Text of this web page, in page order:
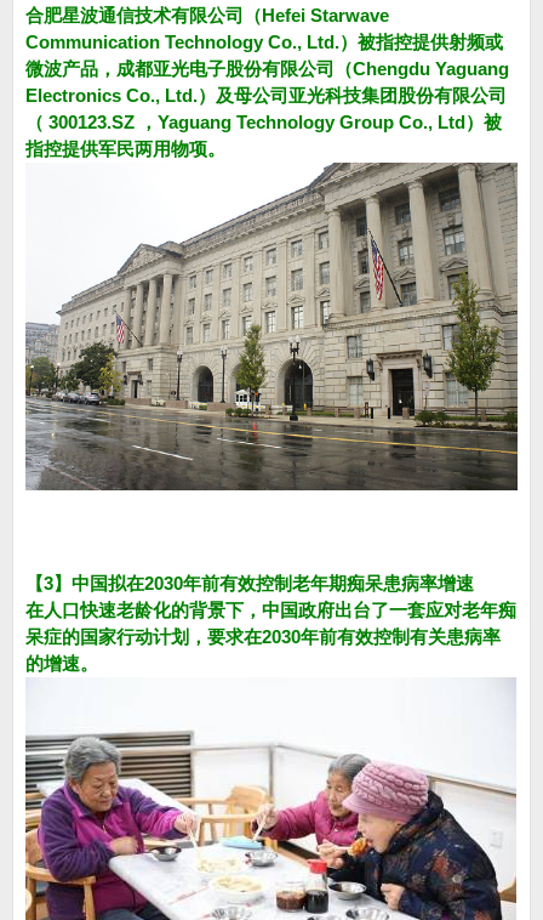
合肥星波通信技术有限公司（Hefei Starwave
Communication Technology Co., Ltd.）被指控提供射频或
微波产品，成都亚光电子股份有限公司（Chengdu Yaguang
Electronics Co., Ltd.）及母公司亚光科技集团股份有限公司
（ 300123.SZ ，Yaguang Technology Group Co., Ltd）被
指控提供军民两用物项。
【3】中国拟在2030年前有效控制老年期痴呆患病率增速
在人口快速老龄化的背景下，中国政府出台了一套应对老年痴
呆症的国家行动计划，要求在2030年前有效控制有关患病率
的增速。